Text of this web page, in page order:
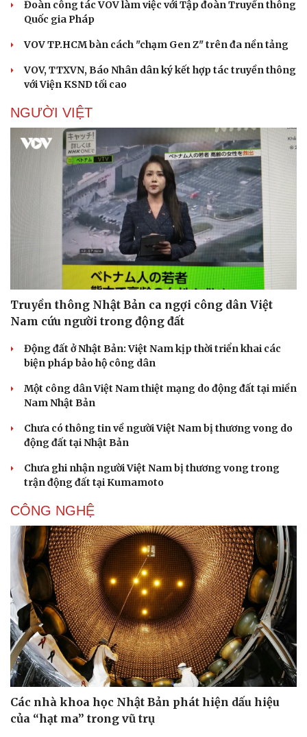
Du lịch
Tư vấn
Săn Tour
Podcast
Câu chuyện thời
Đọc truyện đêm
Kể chuyện cho bé
Đoàn công tác VOV làm việc với Tập đoàn Truyền thông
Quốc gia Pháp
VOV TP.HCM bàn cách "chạm Gen Z" trên đa nền tảng
VOV, TTXVN, Báo Nhân dân ký kết hợp tác truyền thông
với Viện KSND tối cao
NGƯỜI VIỆT
Truyền thông Nhật Bản ca ngợi công dân Việt
Nam cứu người trong động đất
Động đất ở Nhật Bản: Việt Nam kịp thời triển khai các
biện pháp bảo hộ công dân
Một công dân Việt Nam thiệt mạng do động đất tại miền
Nam Nhật Bản
Chưa có thông tin về người Việt Nam bị thương vong do
động đất tại Nhật Bản
Chưa ghi nhận người Việt Nam bị thương vong trong
trận động đất tại Kumamoto
CÔNG NGHỆ
Các nhà khoa học Nhật Bản phát hiện dấu hiệu
của “hạt ma” trong vũ trụ